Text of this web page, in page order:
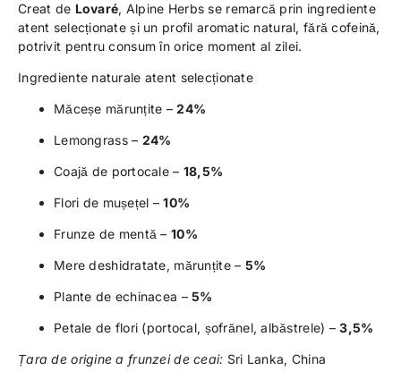
Creat de Lovaré, Alpine Herbs se remarcă prin ingrediente
atent selecționate și un profil aromatic natural, fără cofeină,
potrivit pentru consum în orice moment al zilei.
Ingrediente naturale atent selecționate
Măceșe mărunțite –24%
Lemongrass – 24%
Coajă de portocale – 18,5%
Flori de mușețel –10%
Frunze de mentă –10%
Mere deshidratate, mărunțite – 5%
Plante de echinacea –5%
Petale de flori (portocal, șofrănel, albăstrele) –3,5%
Țara de origine a frunzei de ceai: Sri Lanka, China